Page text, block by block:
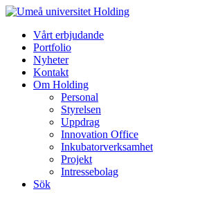
Vårt erbjudande
Portfolio
Nyheter
Kontakt
Om Holding
Personal
Styrelsen
Uppdrag
Innovation Office
Inkubatorverksamhet
Projekt
Intressebolag
Sök